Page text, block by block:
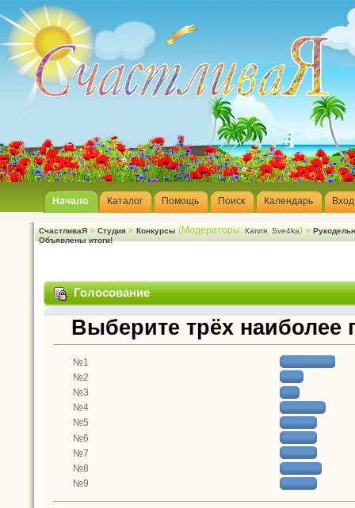
Начало Каталог Помощь Поиск Календарь Вход
СчастливаЯ » Студия » Конкурсы (Модераторы: Капля, Sve4ka) »
Объявлены итоги!
Голосование
Выберите трёх наиболее
№1
№2
№3
№4
№5
№6
№7
№8
№9